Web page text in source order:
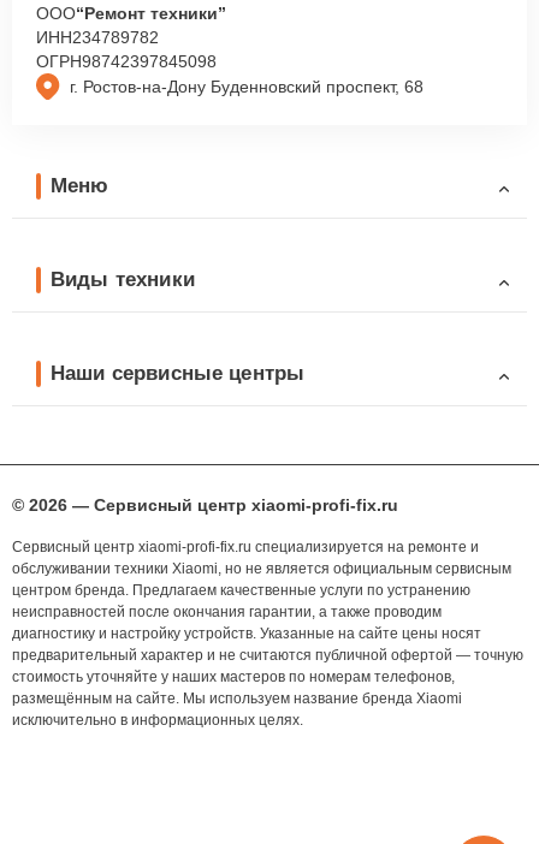
г. Ростов-на-Дону Буденновский проспект, 68
ООО“Ремонт техники”
ИНН234789782
ОГРН98742397845098
Меню
Виды техники
Наши сервисные центры
© 2026 — Сервисный центр xiaomi-profi-fix.ru
Сервисный центр xiaomi-profi-fix.ru специализируется на ремонте и
обслуживании техники Xiaomi, но не является официальным сервисным
центром бренда. Предлагаем качественные услуги по устранению
неисправностей после окончания гарантии, а также проводим
диагностику и настройку устройств. Указанные на сайте цены носят
предварительный характер и не считаются публичной офертой — точную
стоимость уточняйте у наших мастеров по номерам телефонов,
размещённым на сайте. Мы используем название бренда Xiaomi
исключительно в информационных целях.